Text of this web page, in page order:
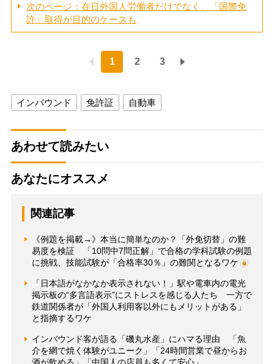
次のページ：在日外国人労働者だけでなく、「国際免
許」取得が目的のケースも
1 2 3
インバウンド 免許証 自動車
あわせて読みたい
あなたにオススメ
関連記事
《例題を掲載→》本当に簡単なのか？「外免切替」の難
易度を検証 「10問中7問正解」で合格の学科試験の例題
に挑戦、技能試験が「合格率30％」の難関となるワケ
「日本語がなかなか表示されない！」駅や電車内の電光
掲示板の“多言語表示”にストレスを感じる人たち 一方で
鉄道関係者が「外国人利用客以外にもメリットがある」
と指摘するワケ
インバウンド客が語る「磯丸水産」にハマる理由 「魚
介を網で焼く体験がユニーク」「24時間営業で昼からお
酒が飲める」「中国人の店員も多くて安心」